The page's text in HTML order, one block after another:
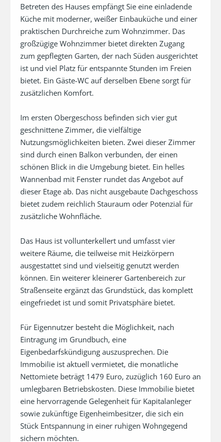
Betreten des Hauses empfängt Sie eine einladende
Küche mit moderner, weißer Einbauküche und einer
praktischen Durchreiche zum Wohnzimmer. Das
großzügige Wohnzimmer bietet direkten Zugang
zum gepflegten Garten, der nach Süden ausgerichtet
ist und viel Platz für entspannte Stunden im Freien
bietet. Ein Gäste-WC auf derselben Ebene sorgt für
zusätzlichen Komfort.
Im ersten Obergeschoss befinden sich vier gut
geschnittene Zimmer, die vielfältige
Nutzungsmöglichkeiten bieten. Zwei dieser Zimmer
sind durch einen Balkon verbunden, der einen
schönen Blick in die Umgebung bietet. Ein helles
Wannenbad mit Fenster rundet das Angebot auf
dieser Etage ab. Das nicht ausgebaute Dachgeschoss
bietet zudem reichlich Stauraum oder Potenzial für
zusätzliche Wohnfläche.
Das Haus ist vollunterkellert und umfasst vier
weitere Räume, die teilweise mit Heizkörpern
ausgestattet sind und vielseitig genutzt werden
können. Ein weiterer kleinerer Gartenbereich zur
Straßenseite ergänzt das Grundstück, das komplett
eingefriedet ist und somit Privatsphäre bietet.
Für Eigennutzer besteht die Möglichkeit, nach
Eintragung im Grundbuch, eine
Eigenbedarfskündigung auszusprechen. Die
Immobilie ist aktuell vermietet, die monatliche
Nettomiete beträgt 1479 Euro, zuzüglich 160 Euro an
umlegbaren Betriebskosten. Diese Immobilie bietet
eine hervorragende Gelegenheit für Kapitalanleger
sowie zukünftige Eigenheimbesitzer, die sich ein
Stück Entspannung in einer ruhigen Wohngegend
sichern möchten.